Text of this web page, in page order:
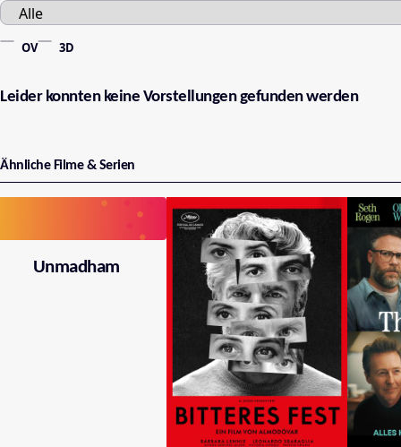
OV 3D
Leider konnten keine Vorstellungen gefunden werden
Ähnliche Filme & Serien
Unmadham